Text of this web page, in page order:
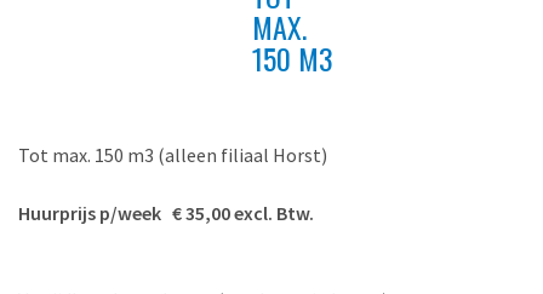
MAX.
150 M3
Tot max. 150 m3 (alleen filiaal Horst)
Huurprijs p/week € 35,00 excl. Btw.